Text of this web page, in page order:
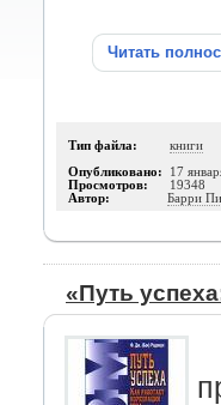
Читать
Тип файла: книги
Опубликовано: 17
Просмотров: 19348
Автор: Барри
«Путь